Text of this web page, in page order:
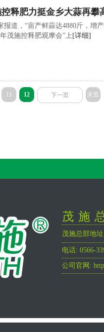
释肥力挺金乡大蒜再攀
报道，“亩产鲜蒜达4880斤，增
茂施控释肥观摩会”上 [详细]
11 12 下一页 末页
茂施
茂施总部地址
电话: 0566-
公司官网: